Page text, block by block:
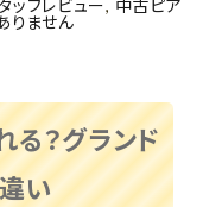
ッフレビュー, 中古ピア
りません
？グランド
い